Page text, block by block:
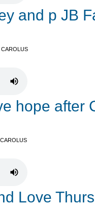
and p JB
CAROLUS
hope after
CAROLUS
Love